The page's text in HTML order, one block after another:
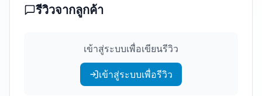
รีวิวจากลูกค้า
เข้าสู่ระบบเพื่อเขียนรีวิว
เข้าสู่ระบบเพื่อรีวิว